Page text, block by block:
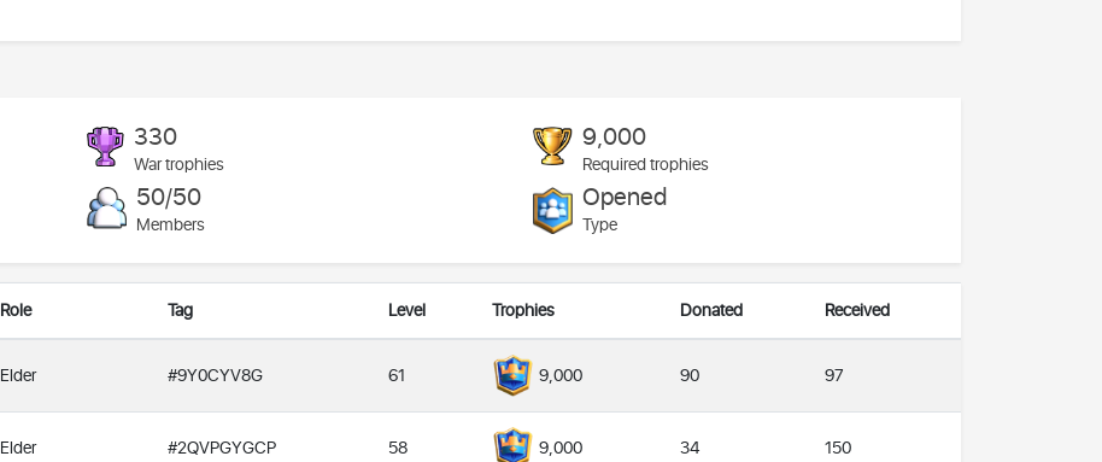
330
War trophies
9,000
Required trophies
50/50
Members
Opened
Type
Role Tag Level Trophies Donated Received
Elder #9Y0CYV8G 61 9,000 90 97
Elder #2QVPGYGCP 58 9,000 34 150